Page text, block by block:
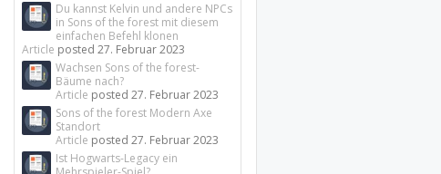
Du kannst Kelvin und andere NPCs
in Sons of the forest mit diesem
einfachen Befehl klonen
Article posted27. Februar 2023
Wachsen Sons of the forest-
Bäume nach?
Article posted27. Februar 2023
Sons of the forest Modern Axe
Standort
Article posted27. Februar 2023
Ist Hogwarts-Legacy ein